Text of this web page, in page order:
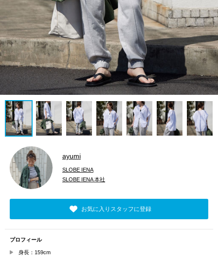
ayumi
SLOBE IENA
SLOBE IENA 本社
お気に入りスタッフに登録
プロフィール
身長：159cm